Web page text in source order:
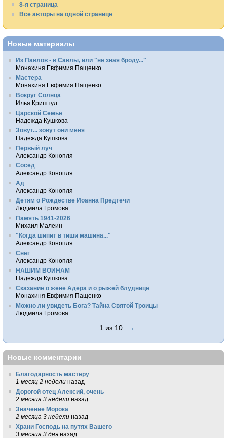
8-я страница
Все авторы на одной странице
Новые материалы
Из Павлов - в Савлы, или "не зная броду..."
Монахиня Евфимия Пащенко
Мастера
Монахиня Евфимия Пащенко
Вокруг Солнца
Илья Криштул
Царской Семье
Надежда Кушкова
Зовут... зовут они меня
Надежда Кушкова
Первый луч
Александр Конопля
Сосед
Александр Конопля
Ад
Александр Конопля
Детям о Рождестве Иоанна Предтечи
Людмила Громова
Память 1941-2026
Михаил Малеин
"Когда шипит в тиши машина..."
Александр Конопля
Снег
Александр Конопля
НАШИМ ВОИНАМ
Надежда Кушкова
Сказание о жене Адера и о рыжей блуднице
Монахиня Евфимия Пащенко
Можно ли увидеть Бога? Тайна Святой Троицы
Людмила Громова
1 из 10 →
Новые комментарии
Благодарность мастеру
1 месяц 2 недели назад
Дорогой отец Алексий, очень
2 месяца 3 недели назад
Значение Морока
2 месяца 3 недели назад
Храни Господь на путях Вашего
3 месяца 3 дня назад